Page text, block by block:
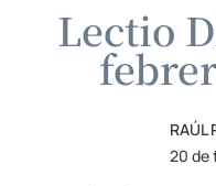
Lectio
RAÚL
20 de